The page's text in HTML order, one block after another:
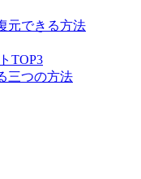
元できる方法
TOP3
三つの方法